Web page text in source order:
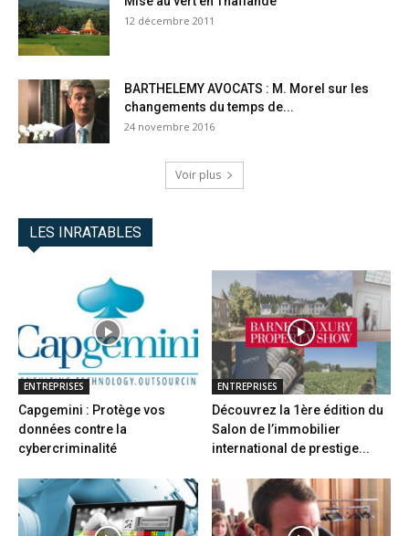
12 décembre 2011
BARTHELEMY AVOCATS : M. Morel sur les
changements du temps de...
24 novembre 2016
Voir plus
LES INRATABLES
ENTREPRISES
Capgemini : Protège vos
données contre la
cybercriminalité
ENTREPRISES
Découvrez la 1ère édition du
Salon de l’immobilier
international de prestige...